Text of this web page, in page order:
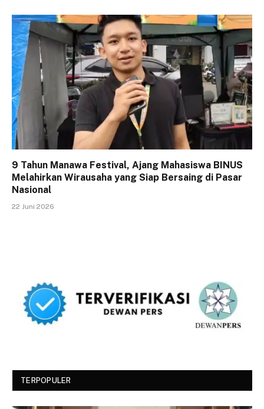
9 Tahun Manawa Festival, Ajang Mahasiswa BINUS
Melahirkan Wirausaha yang Siap Bersaing di Pasar
Nasional
22 Juni 2026
TERPOPULER